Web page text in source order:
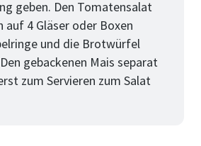
geben. Den Tomatensalat
auf 4 Gläser oder Boxen
und die Brotwürfel
gebackenen Mais separat
zum Servieren zum Salat